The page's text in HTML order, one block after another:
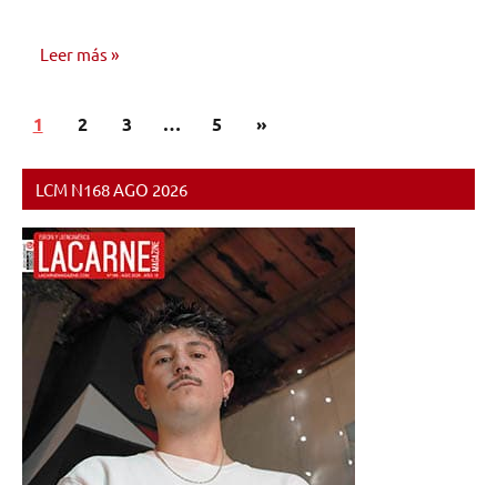
Leer más
NOTICIAS
Paginación
entradas
1 2 3 … 5
Siguientes
»
LCM N168 AGO 2026